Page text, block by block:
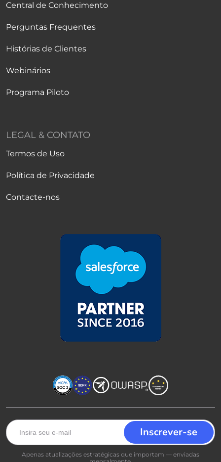
Central de Conhecimento
Perguntas Frequentes
Histórias de Clientes
Webinários
Programa Piloto
LEGAL & CONTATO
Termos de Uso
Política de Privacidade
Contacte-nos
Apenas atualizações estratégicas que importam — enviadas